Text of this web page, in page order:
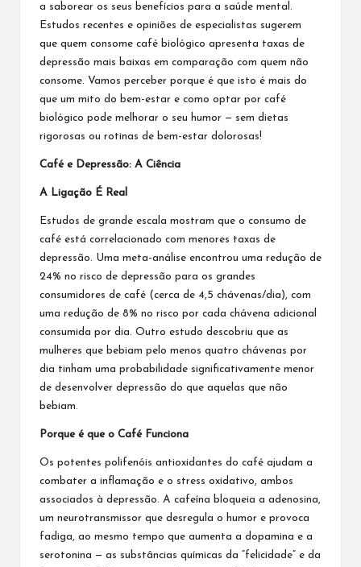
a saborear os seus benefícios para a saúde mental.
Estudos recentes e opiniões de especialistas sugerem
que quem consome café biológico apresenta taxas de
depressão mais baixas em comparação com quem não
consome. Vamos perceber porque é que isto é mais do
que um mito do bem-estar e como optar por café
biológico pode melhorar o seu humor — sem dietas
rigorosas ou rotinas de bem-estar dolorosas!
Café e Depressão: A Ciência
A Ligação É Real
Estudos de grande escala mostram que o consumo de
café está correlacionado com menores taxas de
depressão. Uma meta-análise encontrou uma redução de
24% no risco de depressão para os grandes
consumidores de café (cerca de 4,5 chávenas/dia), com
uma redução de 8% no risco por cada chávena adicional
consumida por dia. Outro estudo descobriu que as
mulheres que bebiam pelo menos quatro chávenas por
dia tinham uma probabilidade significativamente menor
de desenvolver depressão do que aquelas que não
bebiam.
Porque é que o Café Funciona
Os potentes polifenóis antioxidantes do café ajudam a
combater a inflamação e o stress oxidativo, ambos
associados à depressão. A cafeína bloqueia a adenosina,
um neurotransmissor que desregula o humor e provoca
fadiga, ao mesmo tempo que aumenta a dopamina e a
serotonina — as substâncias químicas da “felicidade” e da